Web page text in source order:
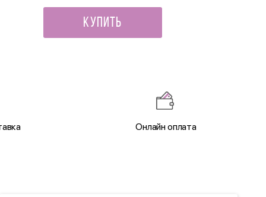
Купить
Онлайн оплата